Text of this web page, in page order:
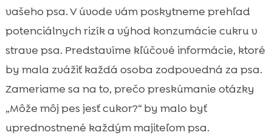
Alternatívy k cukru pre psa
Cukor v komerčnom krmive pre psy
Recenzie a skúsenosti iných majiteľov
Cukor pre psa značky
Kúpiť cukor pre psa online obchod
CricksyDog krmivo pre psy
Výživové doplnky a pochutiny
vašeho psa. V úvode vám poskytneme prehľad
potenciálnych rizík a výhod konzumácie cukru v
strave psa. Predstavíme kľúčové informácie, ktoré
by mala zvážiť každá osoba zodpovedná za psa.
Zameriame sa na to, prečo preskúmanie otázky
„Môže môj pes jesť cukor?“ by malo byť
uprednostnené každým majiteľom psa.